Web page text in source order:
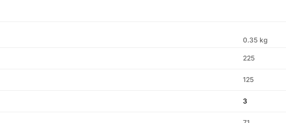
0.35 kg
225
125
3